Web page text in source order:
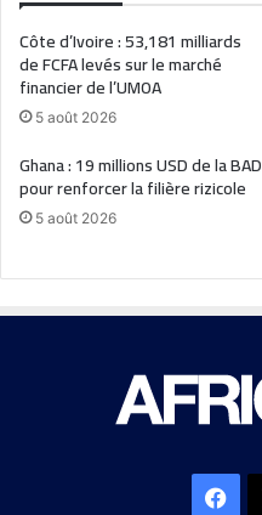
Côte d’Ivoire : 53,181 milliards
de FCFA levés sur le marché
financier de l’UMOA
5 août 2026
Ghana : 19 millions USD de la BAD
pour renforcer la filière rizicole
5 août 2026